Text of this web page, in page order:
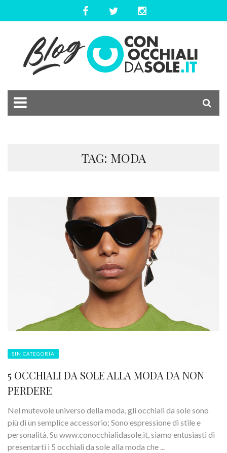
TAG: MODA
SIN CATEGORÍA
5 OCCHIALI DA SOLE ALLA MODA DA NON
PERDERE
Nel mutevole universo della moda, gli occhiali da sole sono
più di un semplice accessorio; Sono espressione di stile e
personalità. Su www.conocchialidasole.it, siamo entusiasti di
presentarti i 5 occhiali da sole alla moda che ...